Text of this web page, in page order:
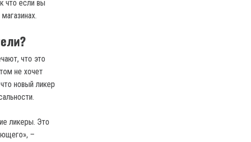
что если вы
что это
не хочет
новый ликер
ликеры. Это
–